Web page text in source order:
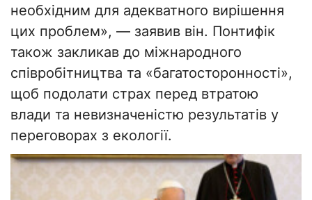
необхідним для адекватного вирішення
цих проблем», — заявив він. Понтифік
також закликав до міжнародного
співробітництва та «багатосторонності»,
щоб подолати страх перед втратою
влади та невизначеністю результатів у
переговорах з екології.